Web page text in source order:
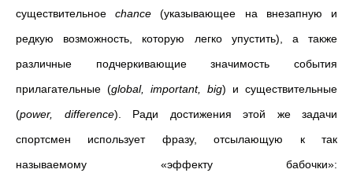
существительноеchance (указывающее на внезапную и
редкую возможность, которую легко упустить), а также
различные подчеркивающие значимость события
прилагательные (global, important, big) и существительные
(power, difference). Ради достижения этой же задачи
спортсмен использует фразу, отсылающую к так
называемому «эффекту бабочки»: